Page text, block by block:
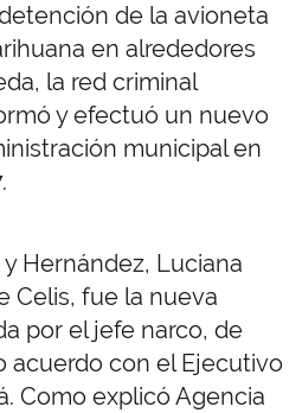
de la avioneta
en alrededores
la red criminal
y efectuó un nuevo
municipal en
Hernández, Luciana
Celis, fue la nueva
por el jefe narco, de
acuerdo con el Ejecutivo
Como explicó Agencia